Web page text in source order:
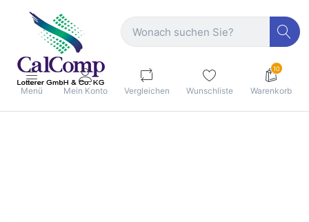
Menü Mein Konto Vergleichen Wunschliste
10
Warenkorb